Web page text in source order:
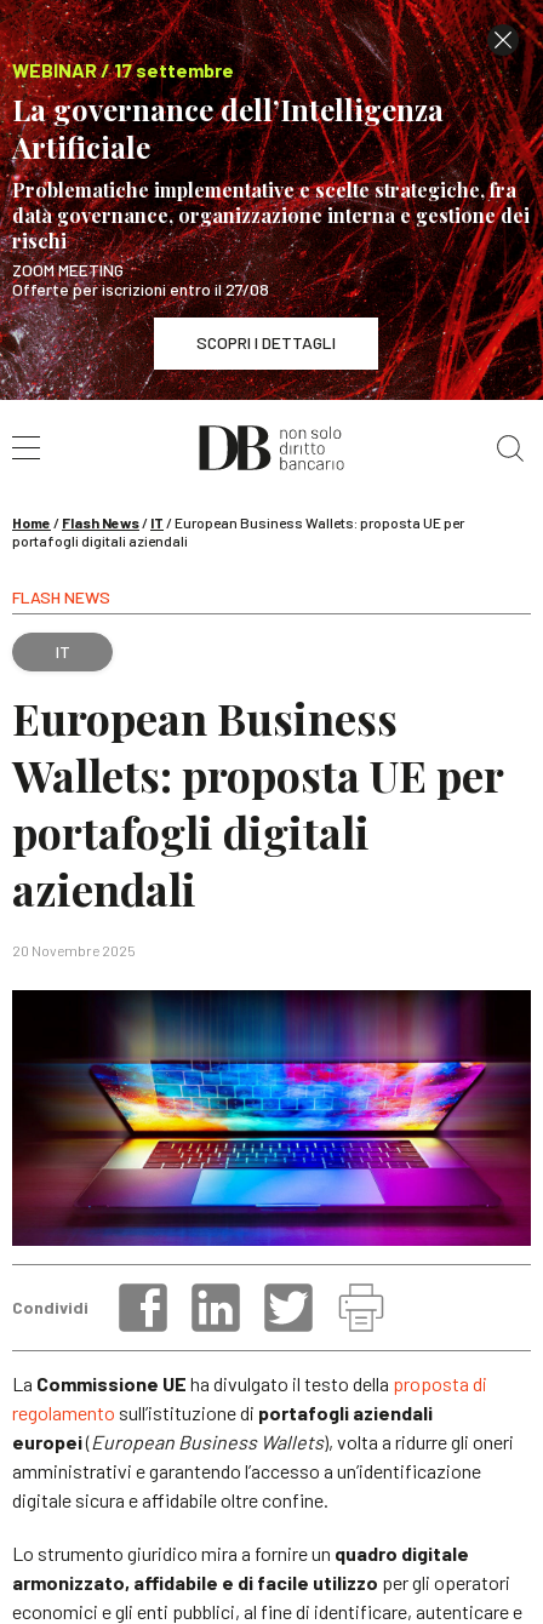
WEBINAR / 17 settembre
La governance dell’Intelligenza
Artificiale
Problematiche implementative e scelte strategiche, fra
data governance, organizzazione interna e gestione dei
rischi
ZOOM MEETING
Offerte per iscrizioni entro il 27/08
SCOPRI I DETTAGLI
WEBINAR / 17 settembre
La governance dell’Intelligenza Artificiale
Home / Flash News/ IT /European Business Wallets: proposta UE per
portafogli digitali aziendali
FLASH NEWS
IT
European Business
Wallets: proposta UE per
portafogli digitali
aziendali
20 Novembre 2025
Condividi
La Commissione UE ha divulgato il testo della proposta di
regolamento sull’istituzione di portafogli aziendali
europei(European Business Wallets), volta a ridurre gli oneri
amministrativi e garantendo l’accesso a un’identificazione
digitale sicura e affidabile oltre confine.
Lo strumento giuridico mira a fornire un quadro digitale
armonizzato, affidabile e di facile utilizzo per gli operatori
economici e gli enti pubblici, al fine di identificare, autenticare e